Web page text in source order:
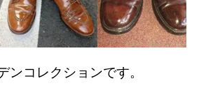
ンコレクションです。